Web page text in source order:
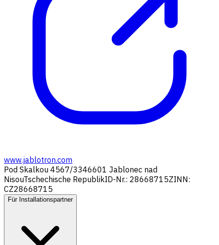
www.jablotron.com
Pod Skalkou 4567/3346601 Jablonec nad
NisouTschechische RepublikID-Nr.: 28668715ZINN:
CZ28668715
Für Installationspartner